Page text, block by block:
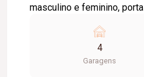
masculino e feminino,
4
Garagens